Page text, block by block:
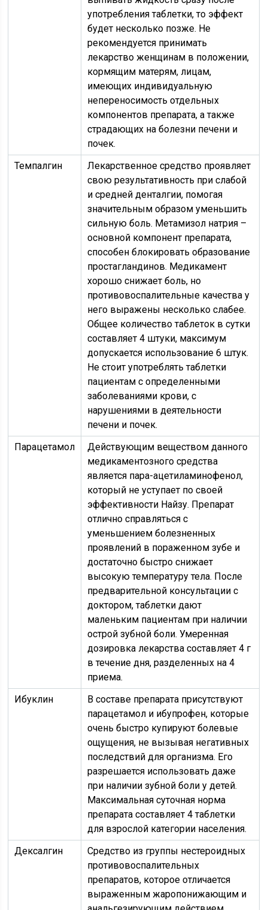
употребления таблетки, то эффект
будет несколько позже. Не
рекомендуется принимать
лекарство женщинам в положении,
кормящим матерям, лицам,
имеющих индивидуальную
непереносимость отдельных
компонентов препарата, а также
страдающих на болезни печени и
почек.
Темпалгин
Лекарственное средство проявляет
свою результативность при слабой
и средней денталгии, помогая
значительным образом уменьшить
сильную боль. Метамизол натрия –
основной компонент препарата,
способен блокировать образование
простагландинов. Медикамент
хорошо снижает боль, но
противовоспалительные качества у
него выражены несколько слабее.
Общее количество таблеток в сутки
составляет 4 штуки, максимум
допускается использование 6 штук.
Не стоит употреблять таблетки
пациентам с определенными
заболеваниями крови, с
нарушениями в деятельности
печени и почек.
Парацетамол
Действующим веществом данного
медикаментозного средства
является пара-ацетиламинофенол,
который не уступает по своей
эффективности Найзу. Препарат
отлично справляться с
уменьшением болезненных
проявлений в пораженном зубе и
достаточно быстро снижает
высокую температуру тела. После
предварительной консультации с
доктором, таблетки дают
маленьким пациентам при наличии
острой зубной боли. Умеренная
дозировка лекарства составляет 4 г
в течение дня, разделенных на 4
приема.
Ибуклин
В составе препарата присутствуют
парацетамол и ибупрофен, которые
очень быстро купируют болевые
ощущения, не вызывая негативных
последствий для организма. Его
разрешается использовать даже
при наличии зубной боли у детей.
Максимальная суточная норма
препарата составляет 4 таблетки
для взрослой категории населения.
Дексалгин
Средство из группы нестероидных
противовоспалительных
препаратов, которое отличается
выраженным жаропонижающим и